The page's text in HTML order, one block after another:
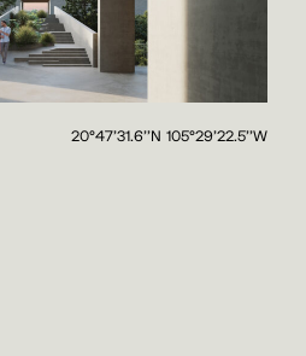
20°47'31.6''N 105°29'22.5''W